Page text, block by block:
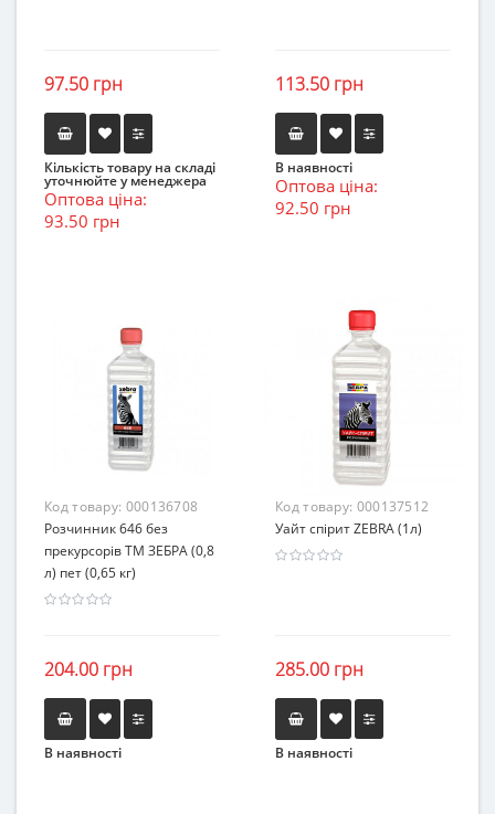
97.50 грн
Кількість товару на складі
уточнюйте у менеджера
Оптова ціна:
93.50 грн
113.50 грн
В наявності
Оптова ціна:
92.50 грн
Код товару: 000136708
Розчинник 646 без
прекурсорів ТМ ЗЕБРА (0,8
л) пет (0,65 кг)
204.00 грн
В наявності
Код товару: 000137512
Уайт спірит ZEBRA (1л)
285.00 грн
В наявності